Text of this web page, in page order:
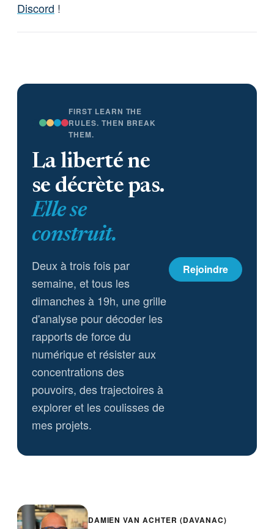
Discord !
FIRST LEARN THE
RULES. THEN BREAK
THEM.
La liberté ne
se décrète pas.
Elle se
construit.
Deux à trois fois par
semaine, et tous les
dimanches à 19h, une grille
d'analyse pour décoder les
rapports de force du
numérique et résister aux
concentrations des
pouvoirs, des trajectoires à
explorer et les coulisses de
mes projets.
Rejoindre
DAMIEN VAN ACHTER (DAVANAC)